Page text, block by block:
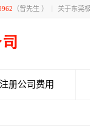
（曾先生 ） 关于东莞
册公司费用